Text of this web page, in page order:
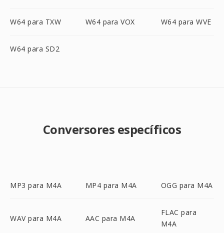
W64 para TXW W64 para VOX W64 para WVE
W64 para SD2
Conversores específicos
MP3 para M4A MP4 para M4A OGG para M4A
WAV para M4A AAC para M4A
FLAC para
M4A